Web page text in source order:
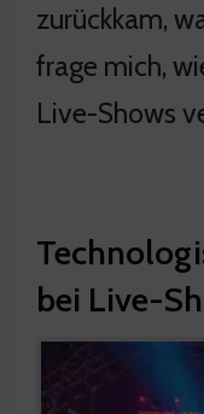
zurückkam,
frage mich,
Live-Shows
bei Live-